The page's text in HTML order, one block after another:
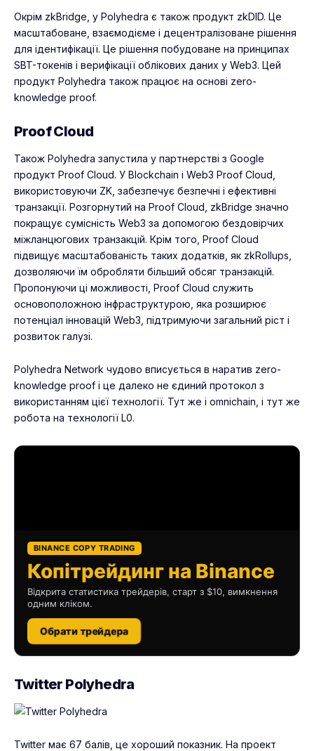
Окрім zkBridge, у Polyhedra є також продукт zkDID. Це
масштабоване, взаємодієме і децентралізоване рішення
для ідентифікації. Це рішення побудоване на принципах
SBT-токенів і верифікації облікових даних у Web3. Цей
продукт Polyhedra також працює на основі zero-
knowledge proof.
Proof Cloud
Також Polyhedra запустила у партнерстві з Google
продукт Proof Cloud. У Blockchain і Web3 Proof Cloud,
використовуючи ZK, забезпечує безпечні і ефективні
транзакції. Розгорнутий на Proof Cloud, zkBridge значно
покращує сумісність Web3 за допомогою бездовірчих
міжланцюгових транзакцій. Крім того, Proof Cloud
підвищує масштабованість таких додатків, як zkRollups,
дозволяючи їм обробляти більший обсяг транзакцій.
Пропонуючи ці можливості, Proof Cloud служить
основоположною інфраструктурою, яка розширює
потенціал інновацій Web3, підтримуючи загальний ріст і
розвиток галузі.
Polyhedra Network чудово вписується в наратив zero-
knowledge proof і це далеко не єдиний протокол з
використанням цієї технології. Тут же і omnichain, і тут же
робота на технології L0.
BINANCE COPY TRADING
Копітрейдинг на Binance
Відкрита статистика трейдерів, старт з $10, вимкнення
одним кліком.
Обрати трейдера
Twitter Polyhedra
Twitter має 67 балів, це хороший показник. На проект